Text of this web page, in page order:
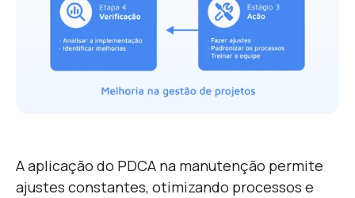
A aplicação do PDCA na manutenção permite
ajustes constantes, otimizando processos e